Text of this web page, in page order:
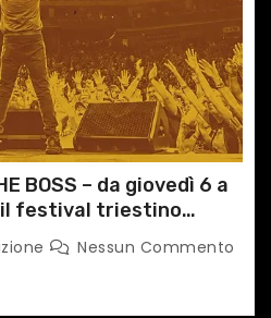
BOSS – da giovedì 6 a
il festival triestino
Nessun Commento